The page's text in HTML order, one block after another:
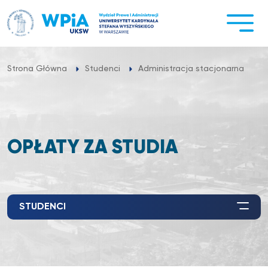
do
treści
Strona Główna Studenci Administracja stacjonarna
OPŁATY ZA STUDIA
STUDENCI